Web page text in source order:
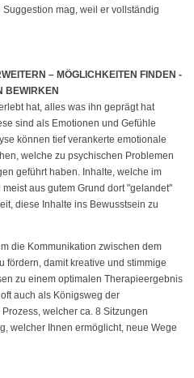
mag, weil er vollständig
– MÖGLICHKEITEN FINDEN -
BEWIRKEN
hat, alles was ihn geprägt hat
sind als Emotionen und Gefühle
können tief verankerte emotionale
welche zu psychischen Problemen
geführt haben. Inhalte, welche im
aus gutem Grund dort "gelandet"
diese Inhalte ins Bewusstsein zu
die Kommunikation zwischen dem
fördern, damit kreative und stimmige
zu einem optimalen Therapieergebnis
auch als Königsweg der
welcher ca. 8 Sitzungen
welcher Ihnen ermöglicht, neue Wege